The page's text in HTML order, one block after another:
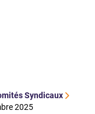
Syndicaux
2025